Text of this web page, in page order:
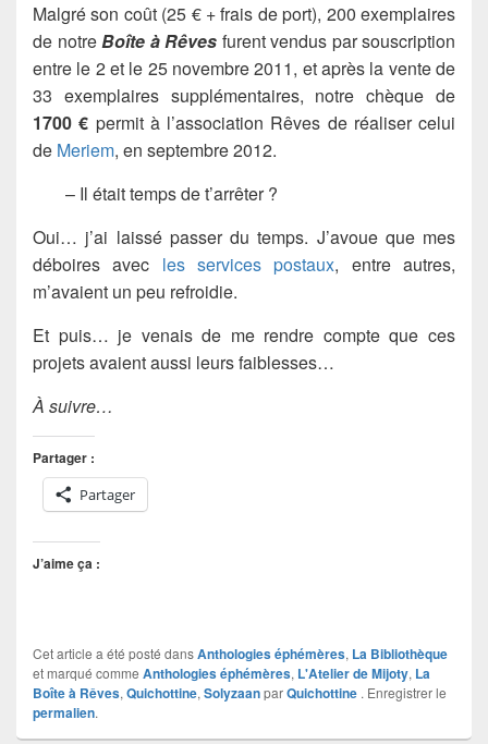
Malgré son coût (25 € + frais de port), 200 exemplaires
de notreBoîte à Rêves furent vendus par souscription
entre le 2 et le 25 novembre 2011, et après la vente de
33 exemplaires supplémentaires, notre chèque de
1700 € permit à l’association Rêves de réaliser celui
de Meriem, en septembre 2012.
– Il était temps de t’arrêter ?
Oui… j’ai laissé passer du temps. J’avoue que mes
déboires avec les services postaux, entre autres,
m’avaient un peu refroidie.
Et puis… je venais de me rendre compte que ces
projets avaient aussi leurs faiblesses…
À suivre…
Partager :
Partager
J’aime ça :
Cet article a été posté dansAnthologies éphémères, La Bibliothèque
et marqué comme Anthologies éphémères, L'Atelier de Mijoty, La
Boîte à Rêves, Quichottine, SolyzaanparQuichottine . Enregistrer le
permalien.